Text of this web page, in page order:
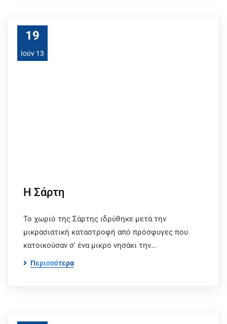
19
Ιούν 13
Η Σάρτη
Το χωριό της Σάρτης ιδρύθηκε μετά την
μικρασιατική καταστροφή από πρόσφυγες που
κατοικούσαν σ' ένα μικρό νησάκι την…
Περισσότερα